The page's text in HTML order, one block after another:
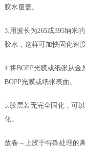
胶水覆盖。
3.用波长为265或395纳米
胶水，这样可加快固化速度
4.将BOPP光膜或纸张从
BOPP光膜或纸张表面。
5.胶层若无完全固化，可
化。
放卷→上胶于特殊处理